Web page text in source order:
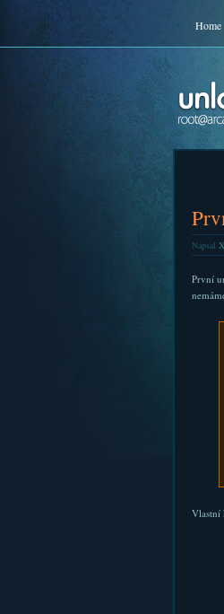
Home
Napsal
První
Vlastní